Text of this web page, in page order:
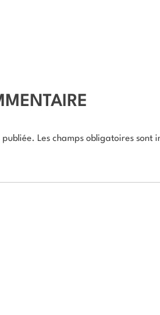
publiée. Les champs obligatoires sont